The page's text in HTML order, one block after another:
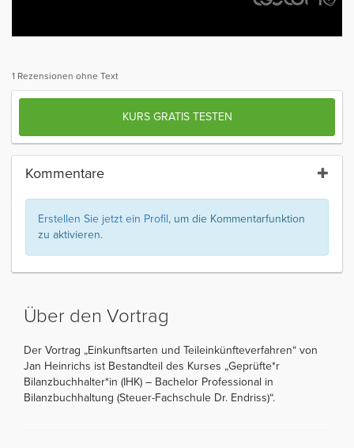
1 Rezensionen ohne Text
KURS GRATIS TESTEN
Kommentare
Erstellen Sie jetzt ein Profil, um die Kommentarfunktion
zu aktivieren.
Über den Vortrag
Der Vortrag „Einkunftsarten und Teileinkünfteverfahren“ von
Jan Heinrichs ist Bestandteil des Kurses „Geprüfte*r
Bilanzbuchhalter*in (IHK) – Bachelor Professional in
Bilanzbuchhaltung (Steuer-Fachschule Dr. Endriss)“.